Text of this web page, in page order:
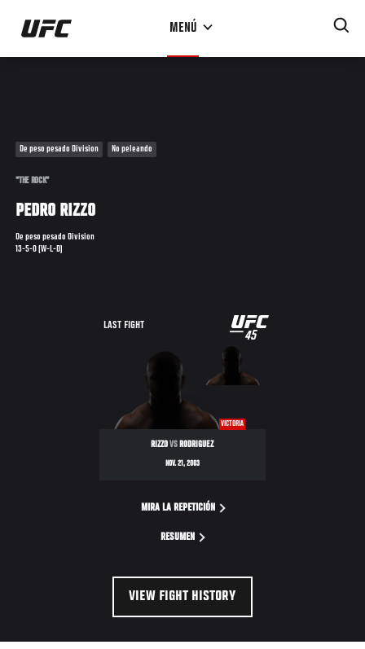
Pasar
contenido
MENÚ
De peso pesado Division No peleando
"THE ROCK"
PEDRO RIZZO
De peso pesado Division
13-5-0 (W-L-D)
LAST FIGHT
UFC
45
VICTORIA
RIZZOVSRODRIGUEZ
NOV. 21, 2003
MIRA LA REPETICIÓN
RESUMEN
VIEW FIGHT HISTORY